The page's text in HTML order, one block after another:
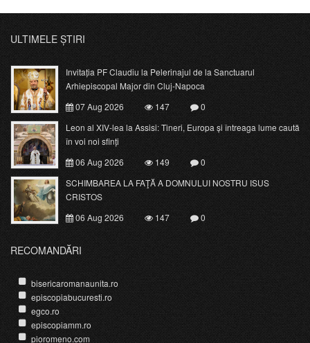
ULTIMELE ȘTIRI
Invitația PF Claudiu la Pelerinajul de la Sanctuarul
Arhiepiscopal Major din Cluj-Napoca
07 Aug 2026
147
0
Leon al XIV-lea la Assisi: Tineri, Europa și întreaga lume caută
în voi noi sfinți
06 Aug 2026
149
0
SCHIMBAREA LA FAŢĂ A DOMNULUI NOSTRU ISUS
CRISTOS
06 Aug 2026
147 0
RECOMANDĂRI
bisericaromanaunita.ro
episcopiabucuresti.ro
egco.ro
episcopiamm.ro
pioromeno.com